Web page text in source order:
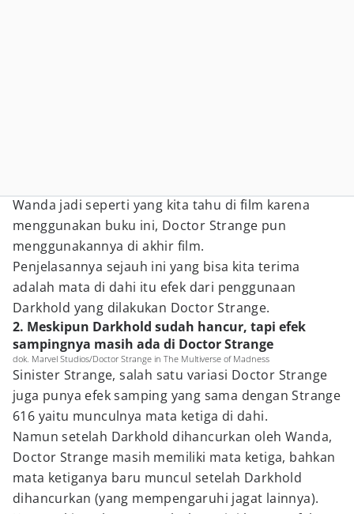
Wanda jadi seperti yang kita tahu di film karena
menggunakan buku ini, Doctor Strange pun
menggunakannya di akhir film.
Penjelasannya sejauh ini yang bisa kita terima
adalah mata di dahi itu efek dari penggunaan
Darkhold yang dilakukan Doctor Strange.
2. Meskipun Darkhold sudah hancur, tapi efek
sampingnya masih ada di Doctor Strange
dok. Marvel Studios/Doctor Strange in The Multiverse of Madness
Sinister Strange, salah satu variasi Doctor Strange
juga punya efek samping yang sama dengan Strange
616 yaitu munculnya mata ketiga di dahi.
Namun setelah Darkhold dihancurkan oleh Wanda,
Doctor Strange masih memiliki mata ketiga, bahkan
mata ketiganya baru muncul setelah Darkhold
dihancurkan (yang mempengaruhi jagat lainnya).